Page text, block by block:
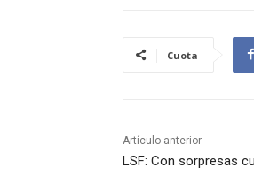
Cuota
Artículo anterior
LSF: Con sorpresas